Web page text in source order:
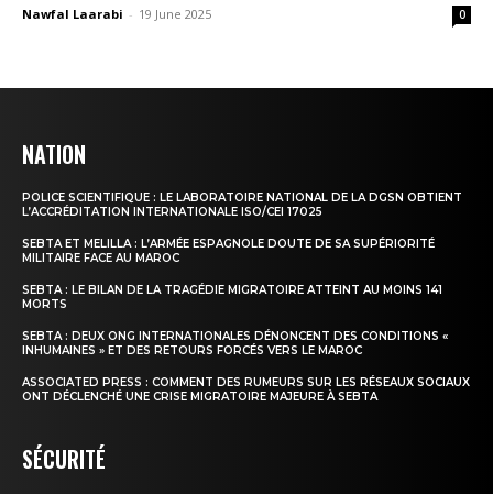
Nawfal Laarabi - 19 June 2025 0
NATION
POLICE SCIENTIFIQUE : LE LABORATOIRE NATIONAL DE LA DGSN OBTIENT
L’ACCRÉDITATION INTERNATIONALE ISO/CEI 17025
SEBTA ET MELILLA : L’ARMÉE ESPAGNOLE DOUTE DE SA SUPÉRIORITÉ
MILITAIRE FACE AU MAROC
SEBTA : LE BILAN DE LA TRAGÉDIE MIGRATOIRE ATTEINT AU MOINS 141
MORTS
SEBTA : DEUX ONG INTERNATIONALES DÉNONCENT DES CONDITIONS «
INHUMAINES » ET DES RETOURS FORCÉS VERS LE MAROC
ASSOCIATED PRESS : COMMENT DES RUMEURS SUR LES RÉSEAUX SOCIAUX
ONT DÉCLENCHÉ UNE CRISE MIGRATOIRE MAJEURE À SEBTA
SÉCURITÉ